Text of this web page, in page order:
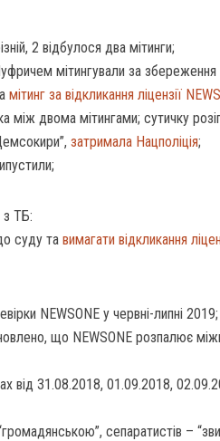
2 відбулося два мітинги;
мітингували за збереження
мітинг за відкликання ліцензії
між двома мітингами; сутичку
затримала Нацполіція;
з ТБ:
суду та вимагати відкликання
NEWSONE у червні-липні 2019;
що NEWSONE розпалює
від 31.08.2018, 01.09.2018,
сепаратистів –